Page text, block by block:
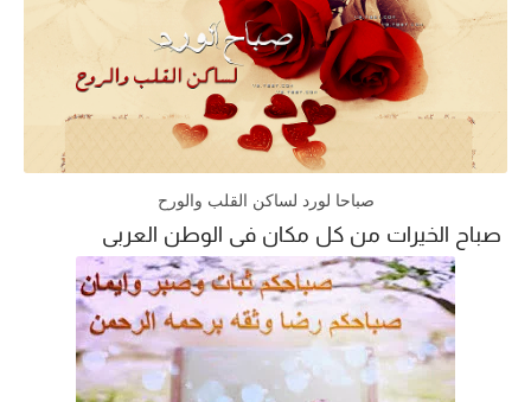
صباحا لورد لساكن القلب والورح
صباح الخيرات من كل مكان فى الوطن العربى